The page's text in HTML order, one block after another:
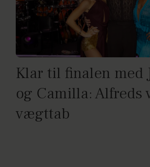
Klar til finalen med
og Camilla: Alfreds
vægttab